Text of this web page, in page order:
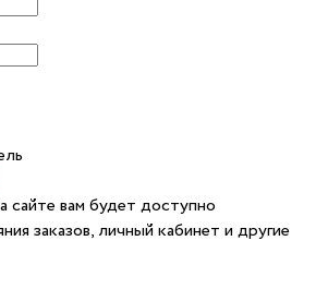
сайте вам будет доступно
заказов, личный кабинет и другие